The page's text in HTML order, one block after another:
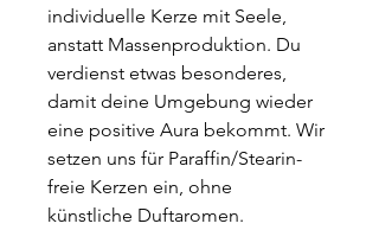
individuelle Kerze mit Seele,
anstatt Massenproduktion. Du
verdienst etwas besonderes,
damit deine Umgebung wieder
eine positive Aura bekommt. Wir
setzen uns für Paraffin/Stearin-
freie Kerzen ein, ohne
künstliche Duftaromen.